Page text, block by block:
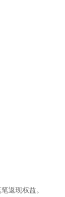
返现权益。